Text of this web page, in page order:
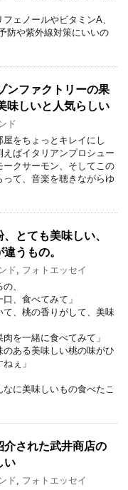
ェノールやビタミンA、
防や紫外線対策にいいの
ンファクトリーの果
味しいと人気らしい
ド
をちょっとキレイにし
ばイタリアンプロシュー
ークサーモン、そしてこの
て、音楽を聴きながらゆ
とても美味しい、
うもの。
ド
フォトエッセイ
、
、食べてみて」
て、桃の香りがして、美味
を一緒に食べてみて」
ある美味しい桃の味がひ
ぇ」
なに美味しいもの食べたこ
介された武井商店の
い
ド
フォトエッセイ